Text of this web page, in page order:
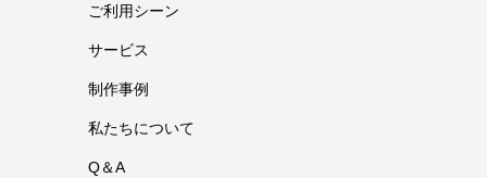
ご利用シーン
サービス
制作事例
私たちについて
Q＆A